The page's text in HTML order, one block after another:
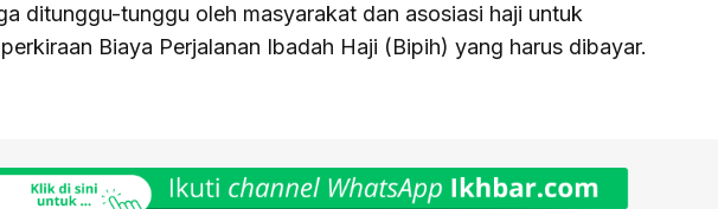
ditunggu-tunggu oleh masyarakat dan asosiasi haji untuk
Biaya Perjalanan Ibadah Haji (Bipih) yang harus dibayar.